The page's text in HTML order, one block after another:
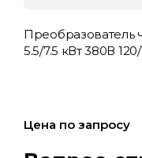
Преобразователь
5.5/7.5 кВт 380В
Цена по запросу